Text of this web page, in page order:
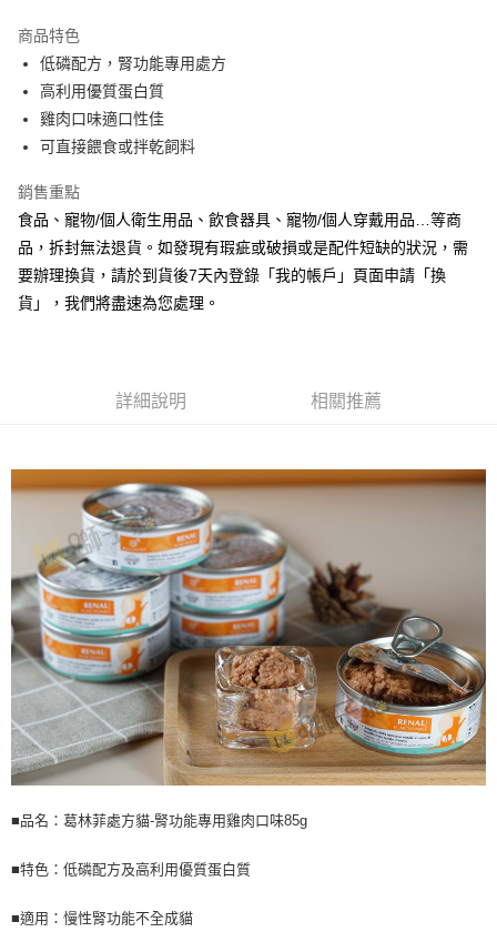
合作金庫商業銀行
華南商業銀行
上海商業儲蓄銀行
國泰世華商業銀行
臺灣中小企業銀行
聯邦商業銀行
元大商業銀行
永豐商業銀行
玉山商業銀行
星展（台灣）商業銀行
台新國際商業銀行
中國信託商業銀行
台灣樂天信用卡公司
超商取貨付款
LINE Pay
Apple Pay
Google Pay
全盈+PAY
AFTEE先享後付
１．簡單：不需註冊會員、不需綁卡、不需儲值。
【「AFTEE先享後付」結帳流程】
１．於結帳方式選擇「AFTEE先享後付」後，將跳轉至「AFTEE先享後付」
結帳頁面，進行簡訊認證並確認金額後，即可完成結帳。
２．訂單成立數日內，您將收到繳費通知簡訊。
３．收到繳費通知簡訊後14天內，點擊此簡訊中的連結，可透過四大超商／
ATM／網路銀行／等多元方式進行付款，方視為交易完成。
※ 請注意：結帳手續完成當下不需立刻繳費，但若您需要取消訂單，請聯絡
購買商品的店家。未經商家同意取消之訂單仍視為有效，需透過AFTEE先享
後付繳納相關費用。
※ 交易是否成功請以「AFTEE先享後付 」之結帳頁面顯示為準，若有關於
是否繳費成功／繳費後需取消欲退款等相關疑問，請聯繫「AFTEE先享後付
客戶支援中心」
https://netprotections.freshdesk.com/support/home
【注意事項】
１．透過由恩沛科技股份有限公司提供之「AFTEE先享後付」服務完成之交
權轉讓予恩沛科技股份有限公司。
２．關於個人資料處理事宜，請瀏覽以下網址：
３．未成年的使用者請事先徵得法定代理人或監護人之同意方可使用
任。
每筆NT$70，滿NT$999(含以上)免運費
付款後全家取貨
每筆NT$60，滿NT$999(含以上)免運費
7-11取貨付款
每筆NT$70，滿NT$1,111(含以上)免運費
付款後7-11取貨
每筆NT$60，滿NT$1,111(含以上)免運費
宅配
每筆NT$110，滿NT$2,100(含以上)免運費
商品特色
低磷配方，腎功能專用處方
高利用優質蛋白質
雞肉口味適口性佳
可直接餵食或拌乾飼料
銷售重點
食品、寵物/個人衛生用品、飲食器具、寵物/個人穿戴用品…等商
品，拆封無法退貨。如發現有瑕疵或破損或是配件短缺的狀況，需
要辦理換貨，請於到貨後7天內登錄「我的帳戶」頁面申請「換
貨」，我們將盡速為您處理。
詳細說明 相關推薦
■品名：葛林菲處方貓-腎功能專用雞肉口味85g
■特色：低磷配方及高利用優質蛋白質
■適用：慢性腎功能不全成貓